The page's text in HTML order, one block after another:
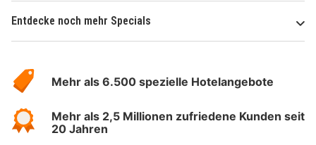
Entdecke noch mehr Specials
Hotelspecials
Mehr als 6.500 spezielle Hotelangebote
Mehr als 2,5 Millionen zufriedene Kunden seit
20 Jahren